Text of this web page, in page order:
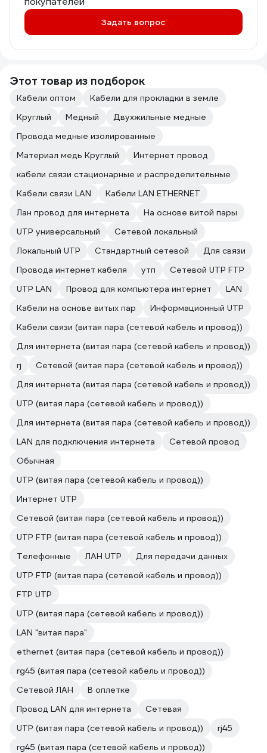
Задать вопрос
Этот товар из подборок
Кабели оптом
Кабели для прокладки в земле
Круглый
Медный
Двухжильные медные
Провода медные изолированные
Материал медь Круглый
Интернет провод
кабели связи стационарные и распределительные
Кабели связи LAN
Кабели LAN ETHERNET
Лан провод для интернета
На основе витой пары
UTP универсальный
Сетевой локальный
Локальный UTP
Стандартный сетевой
Для связи
Провода интернет кабеля
утп
Сетевой UTP FTP
UTP LAN
Провод для компьютера интернет
LAN
Кабели на основе витых пар
Информационный UTP
Кабели связи (витая пара (сетевой кабель и провод))
Для интернета (витая пара (сетевой кабель и провод))
rj
Сетевой (витая пара (сетевой кабель и провод))
Для интернета (витая пара (сетевой кабель и провод))
UTP (витая пара (сетевой кабель и провод))
Для интернета (витая пара (сетевой кабель и провод))
LAN для подключения интернета
Сетевой провод
Обычная
UTP (витая пара (сетевой кабель и провод))
Интернет UTP
Сетевой (витая пара (сетевой кабель и провод))
UTP FTP (витая пара (сетевой кабель и провод))
Телефонные
ЛАН UTP
Для передачи данных
UTP FTP (витая пара (сетевой кабель и провод))
FTP UTP
UTP (витая пара (сетевой кабель и провод))
LAN "витая пара"
ethernet (витая пара (сетевой кабель и провод))
rg45 (витая пара (сетевой кабель и провод))
Сетевой ЛАН
В оплетке
Провод LAN для интернета
Сетевая
UTP (витая пара (сетевой кабель и провод))
rj45
rg45 (витая пара (сетевой кабель и провод))